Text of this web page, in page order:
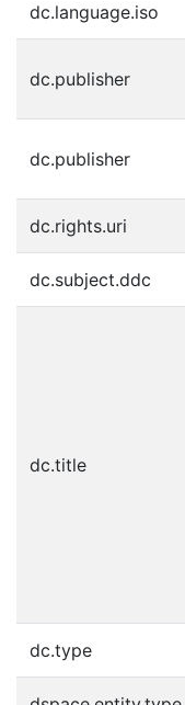
dc.language.iso
dc.publisher
dc.publisher
dc.rights.uri
dc.subject.ddc
dc.title
dc.type